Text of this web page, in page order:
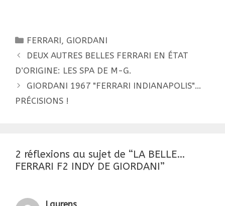
elle est chez notre ami
François (mon Saint-
remercie vivement de
m'avoir confié…
Catégories
FERRARI, GIORDANI
Navigation
des
DEUX AUTRES BELLES FERRARI EN ÉTAT
D’ORIGINE: LES SPA DE M-G.
GIORDANI 1967 "FERRARI INDIANAPOLIS"…
PRÉCISIONS !
2 réflexions au sujet de “LA BELLE…
FERRARI F2 INDY DE GIORDANI”